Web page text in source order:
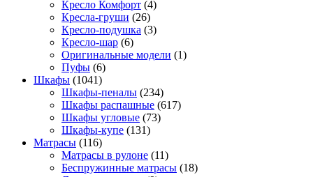
Кресло Комфорт (4)
Кресла-груши (26)
Кресло-подушка (3)
Кресло-шар (6)
Оригинальные модели (1)
Пуфы (6)
Шкафы (1041)
Шкафы-пеналы (234)
Шкафы распашные (617)
Шкафы угловые (73)
Шкафы-купе (131)
Матрасы (116)
Матрасы в рулоне (11)
Беспружинные матрасы (18)